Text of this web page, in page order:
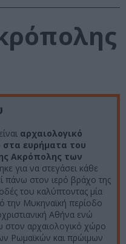
είναι αρχαιολογικό
στα ευρήματα του
Ακρόπολης των
για να στεγάσει κάθε
πάνω στον ιερό βράχο της
του καλύπτοντας μία
την Μυκηναϊκή περίοδο
Αθήνα ενώ
στον αρχαιολογικό χώρο
Ρωμαϊκών και πρώιμων